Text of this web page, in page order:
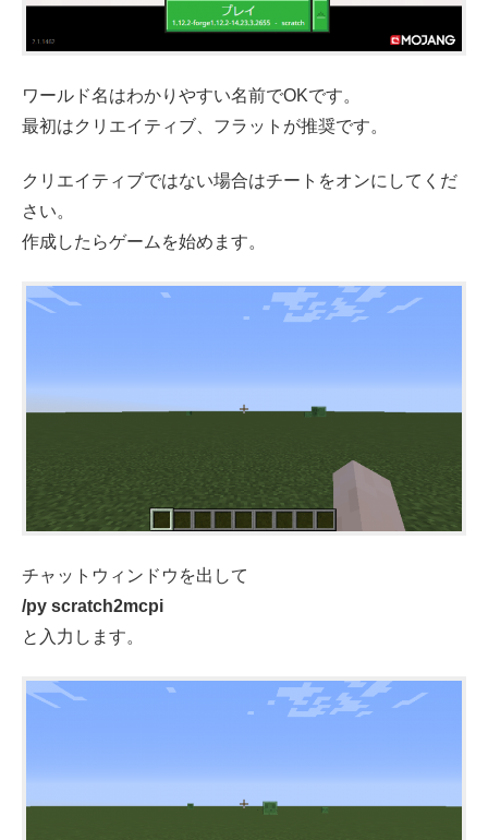
ワールド名はわかりやすい名前でOKです。
最初はクリエイティブ、フラットが推奨です。
クリエイティブではない場合はチートをオンにしてくだ
さい。
作成したらゲームを始めます。
チャットウィンドウを出して
/py scratch2mcpi
と入力します。